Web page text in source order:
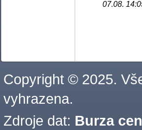
07.08.
Copyright © 2025.
vyhrazena.
Zdroje dat: Burza